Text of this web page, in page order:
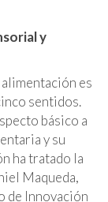
y
es
sentidos.
básico a
y su
ha tratado la
Maqueda,
de Innovación